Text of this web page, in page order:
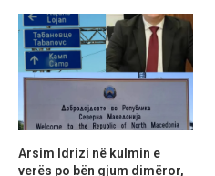
Arsim Idrizi në kulmin e
verës po bën gjum dimëror,